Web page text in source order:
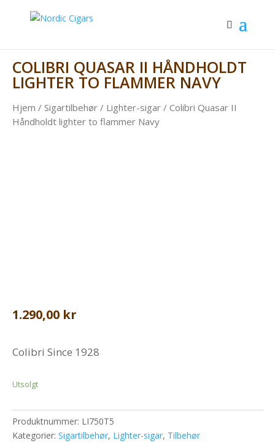
COLIBRI QUASAR II HÅNDHOLDT
LIGHTER TO FLAMMER NAVY
Hjem / Sigartilbehør / Lighter-sigar / Colibri Quasar II
Håndholdt lighter to flammer Navy
1.290,00 kr
Colibri Since 1928
Utsolgt
Produktnummer: LI750T5
Kategorier: Sigartilbehør, Lighter-sigar, Tilbehør